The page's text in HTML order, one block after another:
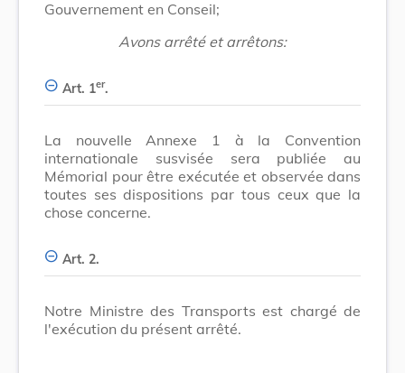
Gouvernement en Conseil;
Avons arrêté et arrêtons:
Art. 1er.
La nouvelle Annexe 1 à la Convention
internationale susvisée sera publiée au
Mémorial pour être exécutée et observée dans
toutes ses dispositions par tous ceux que la
chose concerne.
Art. 2.
Notre Ministre des Transports est chargé de
l'exécution du présent arrêté.